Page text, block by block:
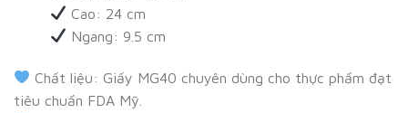
Cao: 24 cm
Ngang: 9.5 cm
Chất liệu: Giấy MG40 chuyên dùng cho thực phẩm đạt
tiêu chuẩn FDA Mỹ.